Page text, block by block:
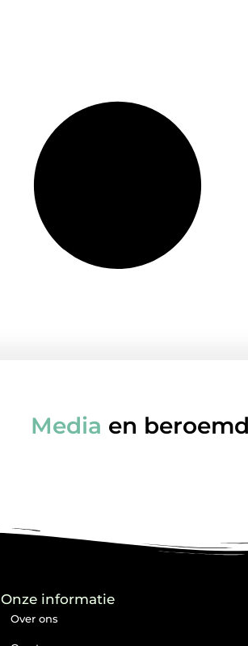
Media en
Onze informatie
Over ons